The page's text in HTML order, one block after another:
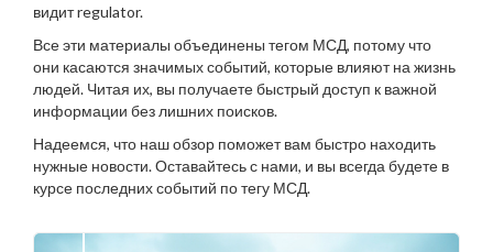
видит regulator.
Все эти материалы объединены тегом МСД, потому что
они касаются значимых событий, которые влияют на жизнь
людей. Читая их, вы получаете быстрый доступ к важной
информации без лишних поисков.
Надеемся, что наш обзор поможет вам быстро находить
нужные новости. Оставайтесь с нами, и вы всегда будете в
курсе последних событий по тегу МСД.